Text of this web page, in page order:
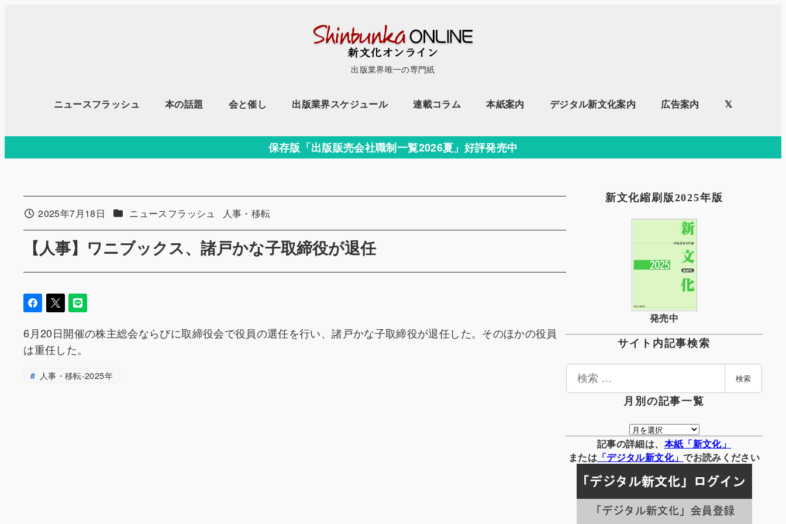
移
出版業界唯一の専門紙
ニュースフラッシュ 本の話題 会と催し 出版業界スケジュール 連載コラム 本紙案内 デジタル新文化案内 広告案内 𝕏
保存版「出版販売会社職制一覧2026夏」好評発売中
【人事】ワニブックス、諸戸かな子取締役が退任
投稿日2025年7月18日 カテゴリー
ニュースフラッシュ カテゴリー
人事・移転
6月20日開催の株主総会ならびに取締役会で役員の選任を行い、諸戸かな子取締役が退任した。そのほかの役員
は重任した。
人事・移転-2025年
新文化縮刷版2025年版
発売中
サイト内記事検索
検
検索
月別の記事一覧
月
別
の
事
一
覧
記事の詳細は、 本紙「新文化」
または 「デジタル新文化」でお読みください